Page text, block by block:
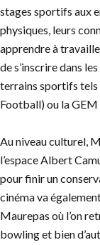
stages sportifs aux
physiques, leurs
apprendre à
de s’inscrire dans
terrains sportifs tels
Football) ou la
Au niveau culturel,
l’espace Albert
pour finir un
cinéma va
Maurepas où l’on
bowling et bien